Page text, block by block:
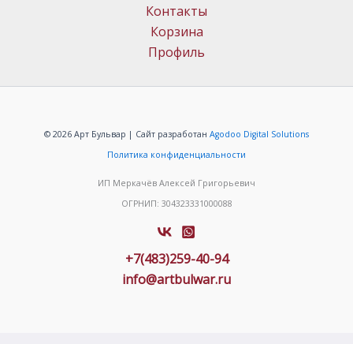
Контакты
Корзина
Профиль
© 2026 Арт Бульвар | Сайт разработан Agodoo Digital Solutions
Политика конфиденциальности
ИП Меркачёв Алексей Григорьевич
ОГРНИП: 304323331000088
+7(483)259-40-94
info@artbulwar.ru